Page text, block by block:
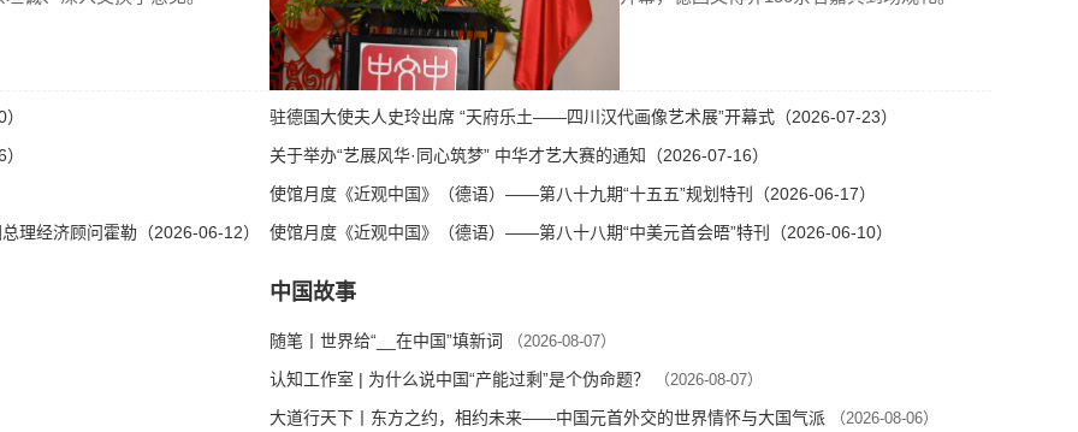
理经济顾问霍勒（2026-06-12）
驻德国大使夫人史玲出席 “天府乐土——四川汉代画像艺术展”开幕式（2026-07-23）
关于举办“艺展风华·同心筑梦” 中华才艺大赛的通知（2026-07-16）
使馆月度《近观中国》（德语）——第八十九期“十五五”规划特刊（2026-06-17）
使馆月度《近观中国》（德语）——第八十八期“中美元首会晤”特刊（2026-06-10）
中国故事
随笔丨世界给“__在中国”填新词 （2026-08-07）
认知工作室 | 为什么说中国“产能过剩”是个伪命题？ （2026-08-07）
大道行天下丨东方之约，相约未来——中国元首外交的世界情怀与大国气派 （2026-08-06）